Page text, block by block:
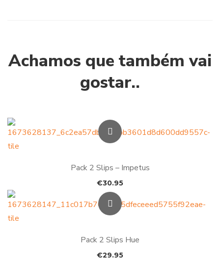
Achamos que também vai
gostar..
Pack 2 Slips – Impetus
€30.95
Pack 2 Slips Hue
€29.95